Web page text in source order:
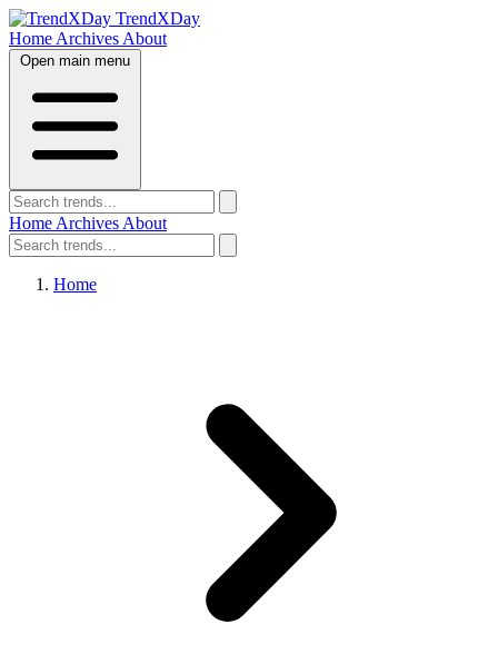
TrendXDay
Home Archives About
Open main menu
Home Archives About
Home